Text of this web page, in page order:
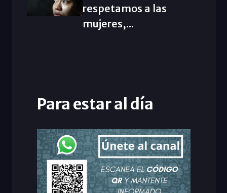
respetamos a las
mujeres,...
Para estar al día